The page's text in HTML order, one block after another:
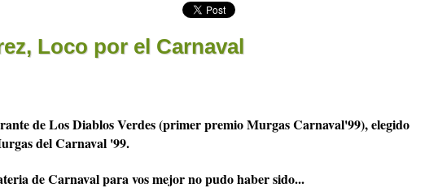
Loco por el Carnaval
de Los Diablos Verdes (primer premio Murgas Carnaval'99), elegido
del Carnaval '99.
de Carnaval para vos mejor no pudo haber sido...